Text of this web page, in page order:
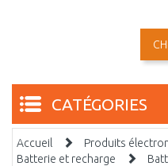
CATÉGORIES
Accueil
Produits
Batterie et recharge